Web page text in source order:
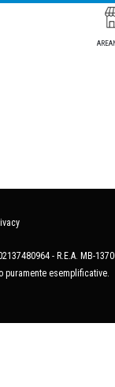
- R.E.A. MB-
puramente esemplificative.